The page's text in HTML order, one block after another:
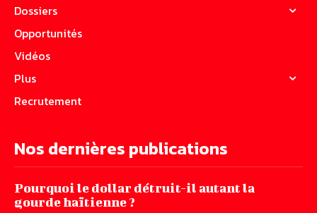
Dossiers
Opportunités
Vidéos
Plus
Recrutement
Nos dernières publications
Pourquoi le dollar détruit-il autant la
gourde haïtienne ?